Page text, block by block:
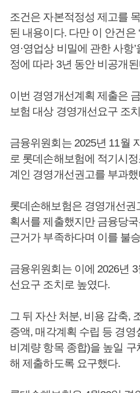
조건은 자본적정성 제고를
된 내용이다. 다만 이 안건은
영·영업상 비밀에 관한 사항
정에 따라 3년 동안 비공개
이번 경영개선계획 제출은
보험 대상 경영개선요구 조
금융위원회는 2025년 11월
로 롯데손해보험에 적기시
계인 경영개선권고를 부과
롯데손해보험은 경영개선권
획서를 제출했지만 금융당
근거가 부족하다며 이를 불
금융위원회는 이에 2026년
선요구 조치로 높였다.
그 뒤 자산 처분, 비용 감축,
증액, 매각계획 수립 등 경영
비계량 항목 종합)을 높일
해 제출하도록 요구했다.